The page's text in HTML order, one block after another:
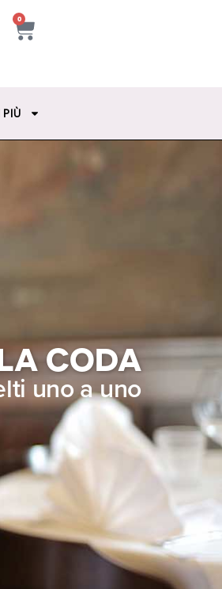
0
PIÙ
CODA
uno a uno